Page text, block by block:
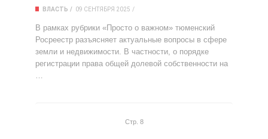
ВЛАСТЬ 09 СЕНТЯБРЯ 2025
В рамках рубрики «Просто о важном» тюменский
Росреестр разъясняет актуальные вопросы в сфере
земли и недвижимости. В частности, о порядке
регистрации права общей долевой собственности на
…
Стр. 8